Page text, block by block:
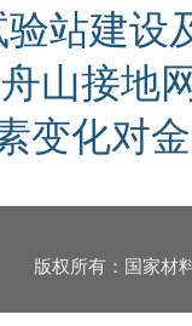
站建设
山接地
变化对
版权所有：国家材